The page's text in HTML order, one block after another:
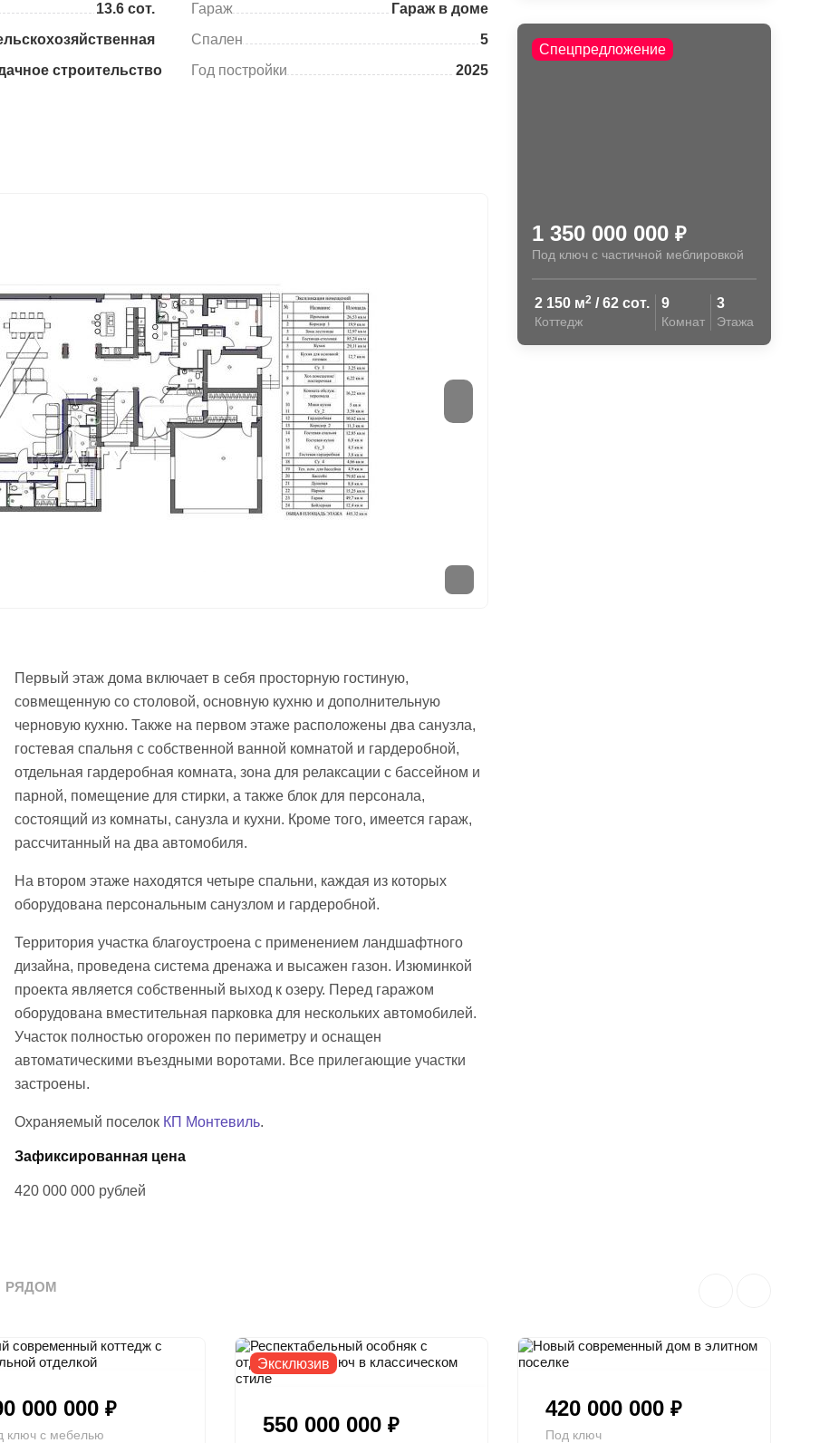
13.6 сот.
строительство
Гараж
Гараж в доме
Спален
5
Год постройки
2025
Первый этаж дома включает в себя просторную гостиную,
совмещенную со столовой, основную кухню и дополнительную
черновую кухню. Также на первом этаже расположены два санузла,
гостевая спальня с собственной ванной комнатой и гардеробной,
отдельная гардеробная комната, зона для релаксации с бассейном и
парной, помещение для стирки, а также блок для персонала,
состоящий из комнаты, санузла и кухни. Кроме того, имеется гараж,
рассчитанный на два автомобиля.
На втором этаже находятся четыре спальни, каждая из которых
оборудована персональным санузлом и гардеробной.
Территория участка благоустроена с применением ландшафтного
дизайна, проведена система дренажа и высажен газон. Изюминкой
проекта является собственный выход к озеру. Перед гаражом
оборудована вместительная парковка для нескольких автомобилей.
Участок полностью огорожен по периметру и оснащен
автоматическими въездными воротами. Все прилегающие участки
застроены.
Охраняемый поселок КП Монтевиль.
Зафиксированная цена
420 000 000 рублей
Спецпредложение
1 350 000 000 ₽
Под ключ с частичной меблировкой
2 150 м2 / 62 сот.
Коттедж
9
Комнат
3
Этажа
РЯДОМ
000 000 ₽
ключ с мебелью
Эксклюзив
550 000 000 ₽
420 000 000 ₽
Под ключ